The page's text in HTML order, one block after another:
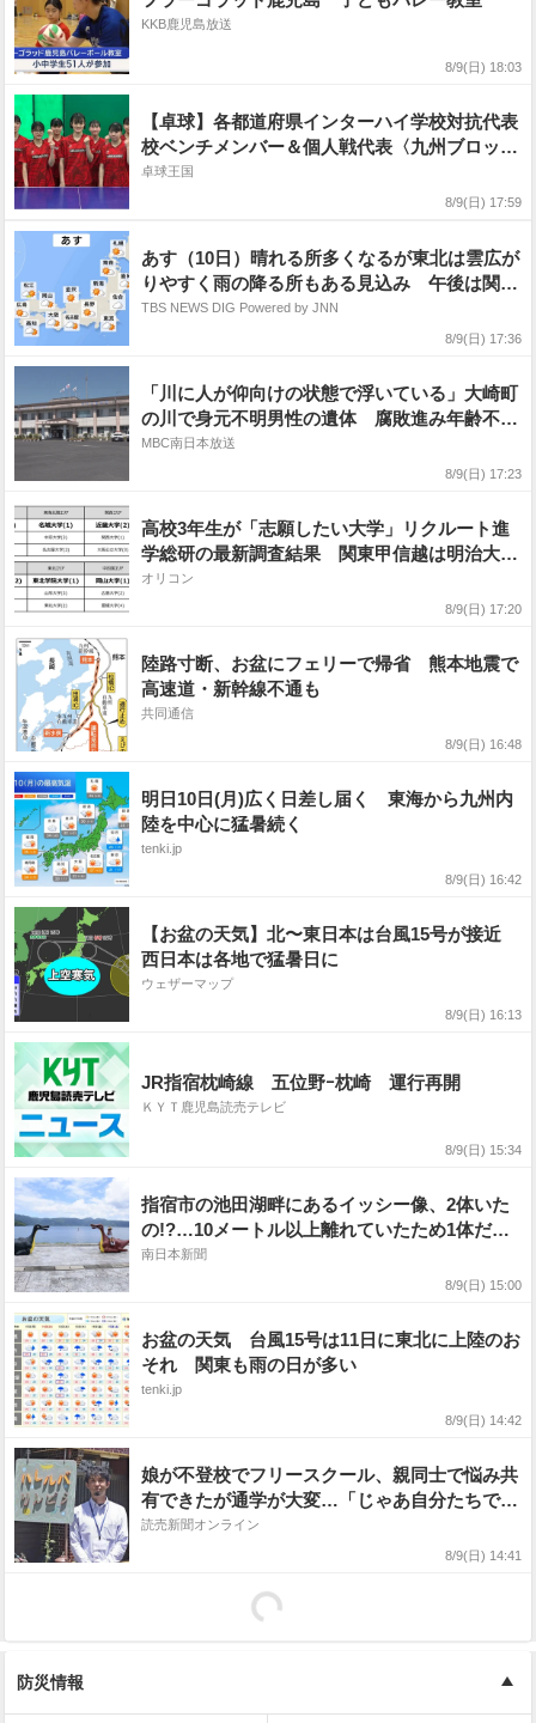
KKB鹿児島放送
8/9(日) 18:03
【卓球】各都道府県インターハイ学校対抗代表
校ベンチメンバー＆個人戦代表〈九州ブロッ
ク〉
卓球王国
8/9(日) 17:59
あす（10日）晴れる所多くなるが東北は雲広が
りやすく雨の降る所もある見込み 午後は関東
から西も、ところどころでにわか雨・雷雨があ
TBS NEWS DIG Powered by JNN
8/9(日) 17:36
「川に人が仰向けの状態で浮いている」大崎町
の川で身元不明男性の遺体 腐敗進み年齢不
明 鹿児島県
MBC南日本放送
8/9(日) 17:23
高校3年生が「志願したい大学」リクルート進
学総研の最新調査結果 関東甲信越は明治大
学、関西は近畿大学【上位記載】
オリコン
8/9(日) 17:20
陸路寸断、お盆にフェリーで帰省 熊本地震で
高速道・新幹線不通も
共同通信
8/9(日) 16:48
明日10日(月)広く日差し届く 東海から九州内
陸を中心に猛暑続く
tenki.jp
8/9(日) 16:42
【お盆の天気】北〜東日本は台風15号が接近
西日本は各地で猛暑日に
ウェザーマップ
8/9(日) 16:13
JR指宿枕崎線 五位野ｰ枕崎 運行再開
ＫＹＴ鹿児島読売テレビ
8/9(日) 15:34
指宿市の池田湖畔にあるイッシー像、2体いた
の!?…10メートル以上離れていたため1体だと
思い込んでいた――観光地づくり事業に合わ
南日本新聞
8/9(日) 15:00
お盆の天気 台風15号は11日に東北に上陸のお
それ 関東も雨の日が多い
tenki.jp
8/9(日) 14:42
娘が不登校でフリースクール、親同士で悩み共
有できたが通学が大変…「じゃあ自分たちで作
ろう」古民家に開所
読売新聞オンライン
8/9(日) 14:41
防災情報